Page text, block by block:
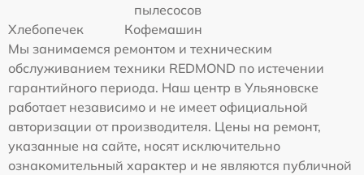
пылесосов
Хлебопечек
Кофемашин
Мы занимаемся ремонтом и техническим
обслуживанием техники REDMOND по истечении
гарантийного периода. Наш центр в Ульяновске
работает независимо и не имеет официальной
авторизации от производителя. Цены на ремонт,
указанные на сайте, носят исключительно
ознакомительный характер и не являются публичной